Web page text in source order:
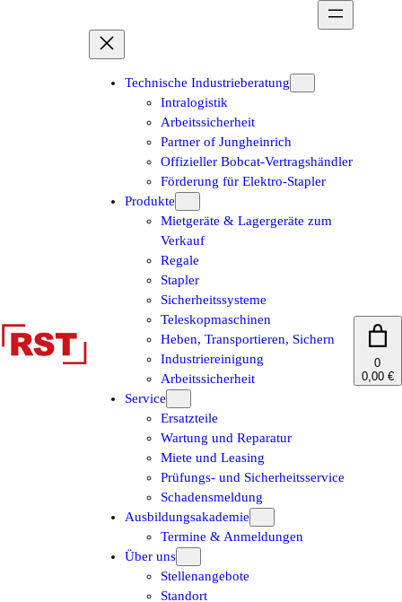
Technische Industrieberatung
Intralogistik
Arbeitssicherheit
Partner of Jungheinrich
Offizieller Bobcat-Vertragshändler
Förderung für Elektro-Stapler
Produkte
Mietgeräte & Lagergeräte zum
Verkauf
Regale
Stapler
Sicherheitssysteme
Teleskopmaschinen
Heben, Transportieren, Sichern
Industriereinigung
Arbeitssicherheit
Service
Ersatzteile
Wartung und Reparatur
Miete und Leasing
Prüfungs- und Sicherheitsservice
Schadensmeldung
Ausbildungsakademie
Termine & Anmeldungen
Über uns
Stellenangebote
Standort
0
0,00 €